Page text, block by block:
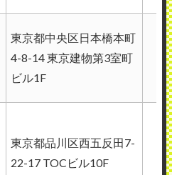
東京都中央区日本橋本町
4-8-14 東京建物第3室町
ビル1F
東京都品川区西五反田7-
22-17 TOCビル10F